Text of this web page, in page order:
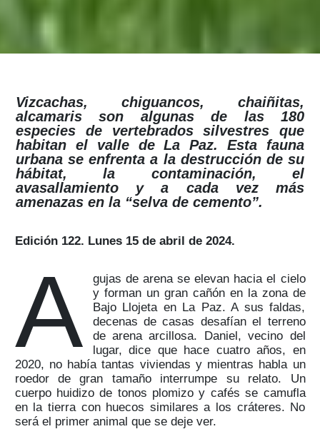
Vizcachas, chiguancos, chaiñitas,
alcamaris son algunas de las 180
especies de vertebrados silvestres que
habitan el valle de La Paz. Esta fauna
urbana se enfrenta a la destrucción de su
hábitat, la contaminación, el
avasallamiento y a cada vez más
amenazas en la “selva de cemento”.
Edición 122. Lunes 15 de abril de 2024.
A
gujas de arena se elevan hacia el cielo
y forman un gran cañón en la zona de
Bajo Llojeta en La Paz. A sus faldas,
decenas de casas desafían el terreno
de arena arcillosa. Daniel, vecino del
lugar, dice que hace cuatro años, en
2020, no había tantas viviendas y mientras habla un
roedor de gran tamaño interrumpe su relato. Un
cuerpo huidizo de tonos plomizo y cafés se camufla
en la tierra con huecos similares a los cráteres. No
será el primer animal que se deje ver.